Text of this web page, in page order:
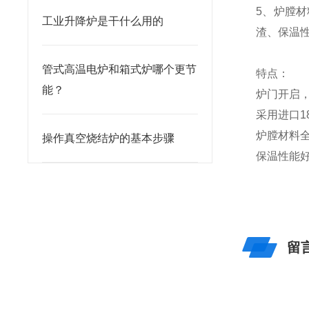
工业升降炉是干什么用的
管式高温电炉和箱式炉哪个更节
能？
操作真空烧结炉的基本步骤
5、炉膛
渣、保温
特点：
炉门开启
采用进口
炉膛材料
保温性能
留